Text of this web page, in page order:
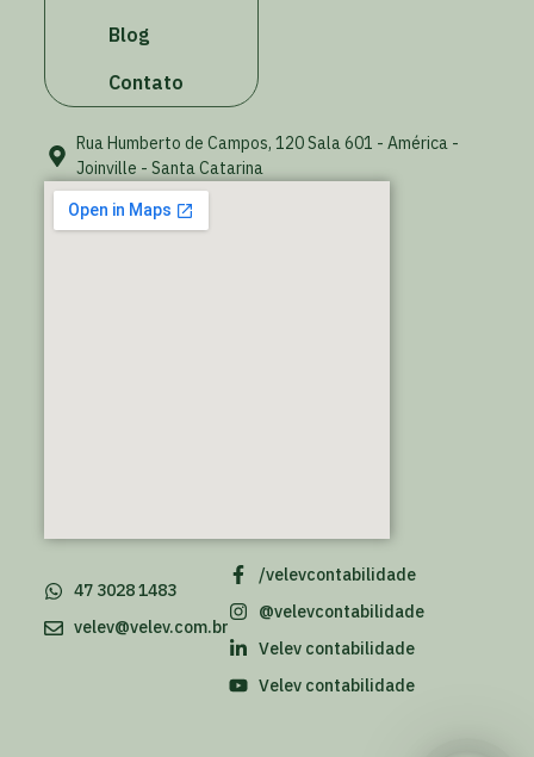
Blog
Contato
Rua Humberto de Campos, 120 Sala 601 - América -
Joinville - Santa Catarina
/velevcontabilidade
@velevcontabilidade
Velev contabilidade
Velev contabilidade
47 3028 1483
velev@velev.com.br